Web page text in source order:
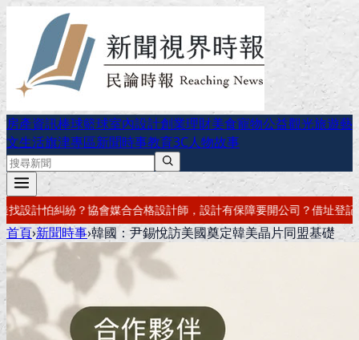
房產資訊棒球籃球室內設計創業理財美食寵物公益觀光旅遊藝
文生活旗津專區新聞時事教育3C人物故事
師，設計有保障要開公司？借址登記・公司設立・工商登記一次辦好
首頁›新聞時事›韓國：尹錫悅訪美國奠定韓美晶片同盟基礎